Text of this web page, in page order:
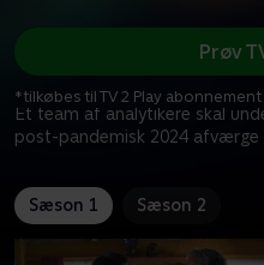
Et team af analytikere skal
post-pandemisk 2024 afværge
Prøv
*tilkøbes til TV 2 Play abonnement
Sæson 1 Sæson 2